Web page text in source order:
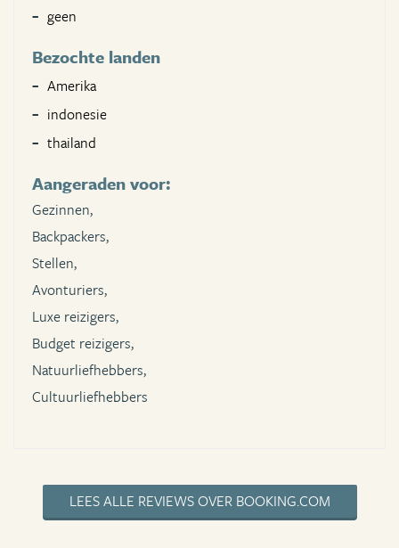
geen
Bezochte landen
Amerika
indonesie
thailand
Aangeraden voor:
Gezinnen,
Backpackers,
Stellen,
Avonturiers,
Luxe reizigers,
Budget reizigers,
Natuurliefhebbers,
Cultuurliefhebbers
LEES ALLE REVIEWS OVER BOOKING.COM